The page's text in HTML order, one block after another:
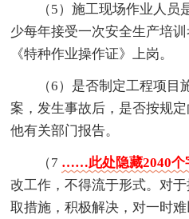
（5）施工现场作业人
少每年接受一次安全生产培
《特种作业操作证》上岗。
（6）是否制定工程项
案，发生事故后，是否按规
他有关部门报告。
（7 ……此处隐藏2040
改工作，不得流于形式。对
取措施，积极解决，对一时